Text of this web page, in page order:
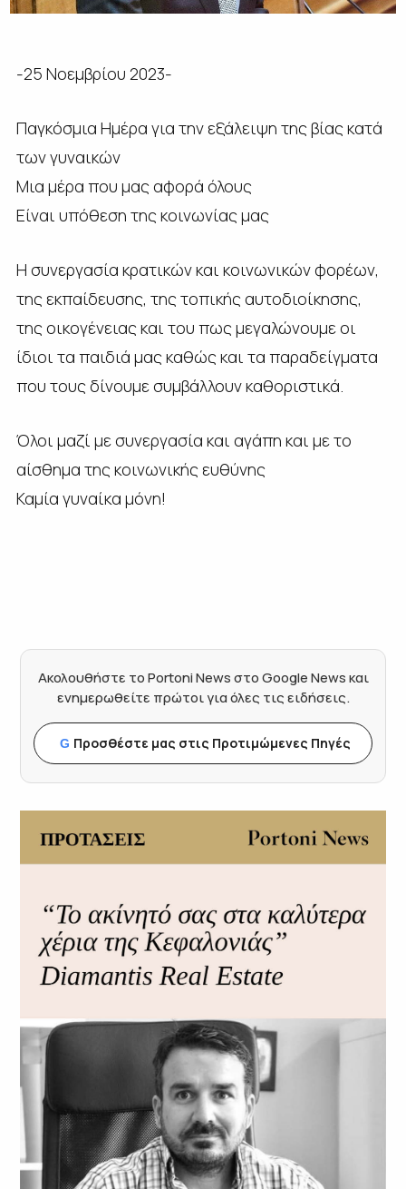
-25 Νοεμβρίου 2023-
Παγκόσμια Ημέρα για την εξάλειψη της βίας κατά
των γυναικών
Μια μέρα που μας αφορά όλους
Είναι υπόθεση της κοινωνίας μας
Η συνεργασία κρατικών και κοινωνικών φορέων,
της εκπαίδευσης, της τοπικής αυτοδιοίκησης,
της οικογένειας και του πως μεγαλώνουμε οι
ίδιοι τα παιδιά μας καθώς και τα παραδείγματα
που τους δίνουμε συμβάλλουν καθοριστικά.
Όλοι μαζί με συνεργασία και αγάπη και με το
αίσθημα της κοινωνικής ευθύνης
Καμία γυναίκα μόνη!
Ακολουθήστε το Portoni News στο Google News και
ενημερωθείτε πρώτοι για όλες τις ειδήσεις.
G Προσθέστε μας στις Προτιμώμενες Πηγές